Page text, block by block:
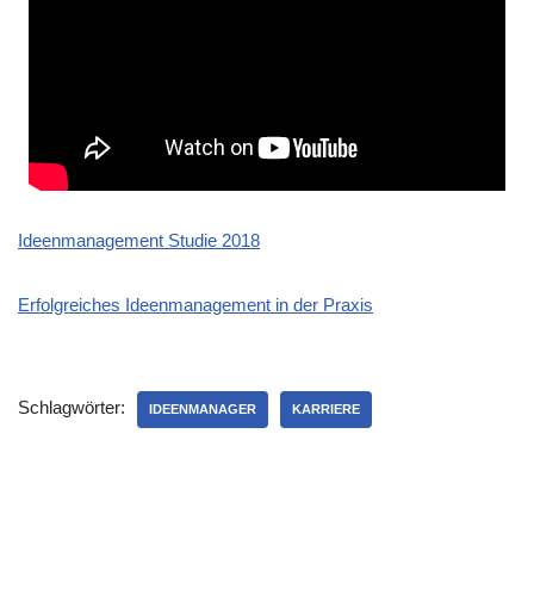
Ideen­ma­nage­ment Stu­die 2018
Erfolg­rei­ches Ideen­ma­nage­ment in der Praxis
Schlagwörter: IDEENMANAGER KARRIERE